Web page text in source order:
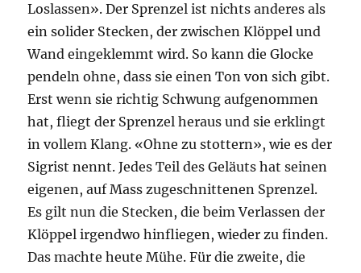
Loslassen». Der Sprenzel ist nichts anderes als
ein solider Stecken, der zwischen Klöppel und
Wand eingeklemmt wird. So kann die Glocke
pendeln ohne, dass sie einen Ton von sich gibt.
Erst wenn sie richtig Schwung aufgenommen
hat, fliegt der Sprenzel heraus und sie erklingt
in vollem Klang. «Ohne zu stottern», wie es der
Sigrist nennt. Jedes Teil des Geläuts hat seinen
eigenen, auf Mass zugeschnittenen Sprenzel.
Es gilt nun die Stecken, die beim Verlassen der
Klöppel irgendwo hinfliegen, wieder zu finden.
Das machte heute Mühe. Für die zweite, die